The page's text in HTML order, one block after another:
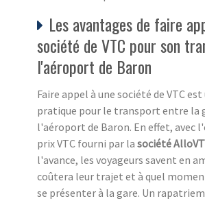
Les avantages de faire
société de VTC pour son
l'aéroport de Baron
Faire appel à une société de VTC
pratique pour le transport entre la
l'aéroport de Baron. En effet, avec
prix VTC fourni par la société
l'avance, les voyageurs savent en
coûtera leur trajet et à quel
se présenter à la gare. Un